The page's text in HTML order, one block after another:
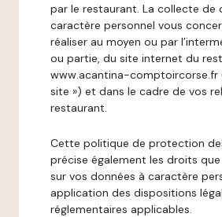
par le restaurant. La collecte de
caractère personnel vous
réaliser au moyen ou par
ou partie, du site internet du
www.acantina-comptoircorse.fr
site ») et dans le cadre de vos
restaurant.
Cette politique de protection
précise également les droits
sur vos données à caractère
application des dispositions
réglementaires applicables.